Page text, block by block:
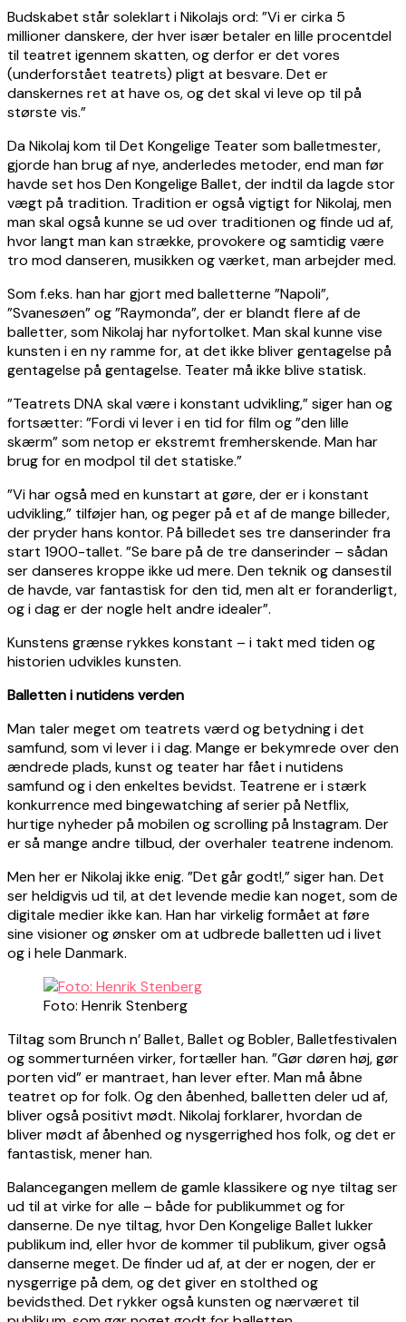
Budskabet står soleklart i Nikolajs ord: ”Vi er cirka 5
millioner danskere, der hver især betaler en lille procentdel
til teatret igennem skatten, og derfor er det vores
(underforstået teatrets) pligt at besvare. Det er
danskernes ret at have os, og det skal vi leve op til på
største vis.”
Da Nikolaj kom til Det Kongelige Teater som balletmester,
gjorde han brug af nye, anderledes metoder, end man før
havde set hos Den Kongelige Ballet, der indtil da lagde stor
vægt på tradition. Tradition er også vigtigt for Nikolaj, men
man skal også kunne se ud over traditionen og finde ud af,
hvor langt man kan strække, provokere og samtidig være
tro mod danseren, musikken og værket, man arbejder med.
Som f.eks. han har gjort med balletterne ”Napoli”,
”Svanesøen” og ”Raymonda”, der er blandt flere af de
balletter, som Nikolaj har nyfortolket. Man skal kunne vise
kunsten i en ny ramme for, at det ikke bliver gentagelse på
gentagelse på gentagelse. Teater må ikke blive statisk.
”Teatrets DNA skal være i konstant udvikling,” siger han og
fortsætter: ”Fordi vi lever i en tid for film og ”den lille
skærm” som netop er ekstremt fremherskende. Man har
brug for en modpol til det statiske.”
”Vi har også med en kunstart at gøre, der er i konstant
udvikling,” tilføjer han, og peger på et af de mange billeder,
der pryder hans kontor. På billedet ses tre danserinder fra
start 1900-tallet. ”Se bare på de tre danserinder – sådan
ser danseres kroppe ikke ud mere. Den teknik og dansestil
de havde, var fantastisk for den tid, men alt er foranderligt,
og i dag er der nogle helt andre idealer”.
Kunstens grænse rykkes konstant – i takt med tiden og
historien udvikles kunsten.
Balletten i nutidens verden
Man taler meget om teatrets værd og betydning i det
samfund, som vi lever i i dag. Mange er bekymrede over den
ændrede plads, kunst og teater har fået i nutidens
samfund og i den enkeltes bevidst. Teatrene er i stærk
konkurrence med bingewatching af serier på Netflix,
hurtige nyheder på mobilen og scrolling på Instagram. Der
er så mange andre tilbud, der overhaler teatrene indenom.
Men her er Nikolaj ikke enig. ”Det går godt!,” siger han. Det
ser heldigvis ud til, at det levende medie kan noget, som de
digitale medier ikke kan. Han har virkelig formået at føre
sine visioner og ønsker om at udbrede balletten ud i livet
og i hele Danmark.
Foto: Henrik Stenberg
Tiltag som Brunch n’ Ballet, Ballet og Bobler, Balletfestivalen
og sommerturnéen virker, fortæller han. ”Gør døren høj, gør
porten vid” er mantraet, han lever efter. Man må åbne
teatret op for folk. Og den åbenhed, balletten deler ud af,
bliver også positivt mødt. Nikolaj forklarer, hvordan de
bliver mødt af åbenhed og nysgerrighed hos folk, og det er
fantastisk, mener han.
Balancegangen mellem de gamle klassikere og nye tiltag ser
ud til at virke for alle – både for publikummet og for
danserne. De nye tiltag, hvor Den Kongelige Ballet lukker
publikum ind, eller hvor de kommer til publikum, giver også
danserne meget. De finder ud af, at der er nogen, der er
nysgerrige på dem, og det giver en stolthed og
bevidsthed. Det rykker også kunsten og nærværet til